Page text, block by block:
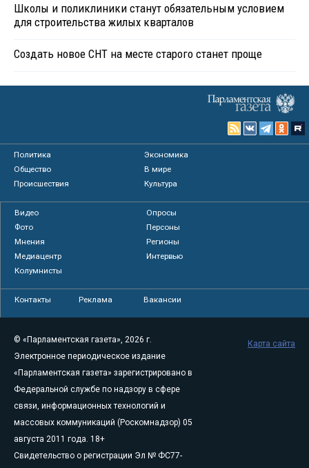
Школы и поликлиники станут обязательным условием
для строительства жилых кварталов
Создать новое СНТ на месте старого станет проще
Политика
Экономика
Общество
В мире
Происшествия
Культура
Видео
Опросы
Фото
Персоны
Мнения
Регионы
Медиацентр
Интервью
Колумнисты
Контакты Реклама Вакансии
© «Парламентская газета», 2026 г.
Электронное периодическое издание
«Парламентская газета» зарегистрировано в
Федеральной службе по надзору в сфере
связи, информационных технологий и
массовых коммуникаций (Роскомнадзор) 05
августа 2011 года. 18+
Свидетельство о регистрации Эл № ФС77-
Карта сайта